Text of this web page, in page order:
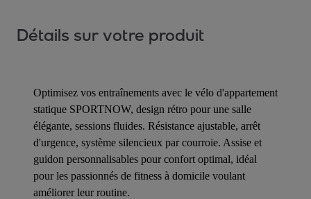
Détails sur votre produit
Optimisez vos entraînements avec le vélo d'appartement
statique SPORTNOW, design rétro pour une salle
élégante, sessions fluides. Résistance ajustable, arrêt
d'urgence, système silencieux par courroie. Assise et
guidon personnalisables pour confort optimal, idéal
pour les passionnés de fitness à domicile voulant
améliorer leur routine.